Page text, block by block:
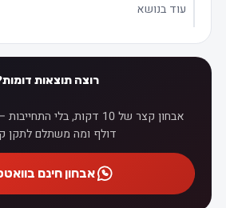
עוד בנושא
רוצה תוצאות
אבחון קצר של 10 דקות, בלי
דולף ומה משתלם לתקן
אבחון חינם